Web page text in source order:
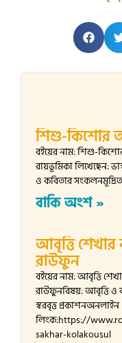
শিশু-কিশোর
বইয়ের নাম: শিশু-
রায়ভূমিকা লিখেছেন:
ও কবিতার
বাকি অংশ »
আবৃত্তি
রাউফুন
বইয়ের নাম: আবৃত্তি
রাউফুনবিষয়: আবৃত্তি
স্বরবৃত্ত প্রকাশনঅনলাইন
লিংক:https://
sakhar-kolakousul